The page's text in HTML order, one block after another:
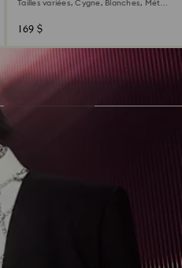
Tailles variées, Cygne, Blanches, Métal
169 $